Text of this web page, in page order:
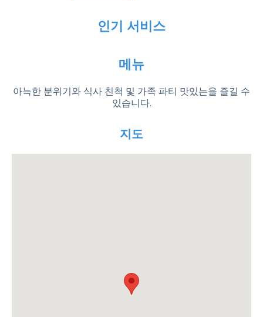
인기 서비스
메뉴
아늑한 분위기와 식사 친척 및 가족 파티 맛있는을 즐길 수
있습니다.
지도